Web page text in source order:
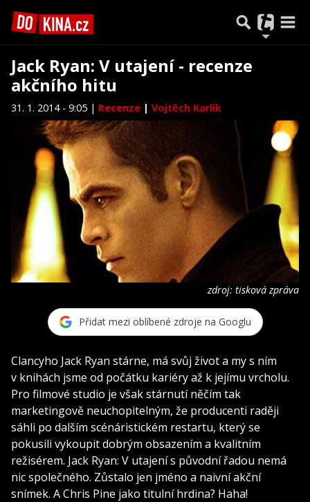
Jack Ryan: V utajení - recenze
akčního hitu
31. 1. 2014 - 9:05 | Recenze | Vojtěch Karlík
zdroj: tisková zpráva
Přidat mezi oblíbené zdroje na Googlu
Clancyho Jack Ryan stárne, má svůj život a my s ním
v knihách jsme od počátku kariéry až k jejímu vrcholu.
Pro filmové studio je však stárnutí něčím tak
marketingově neuchopitelným, že producenti raději
sáhli po dalším scénáristickém restartu, který se
pokusili vykoupit dobrým obsazením a kvalitním
režisérem. Jack Ryan: V utajení s původní řadou nemá
nic společného. Zůstalo jen jméno a naivní akční
snímek. A Chris Pine jako titulní hrdina? Haha!